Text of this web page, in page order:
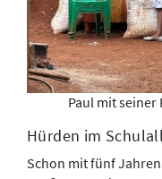
Paul mit seiner
Hürden im
Schon mit fünf